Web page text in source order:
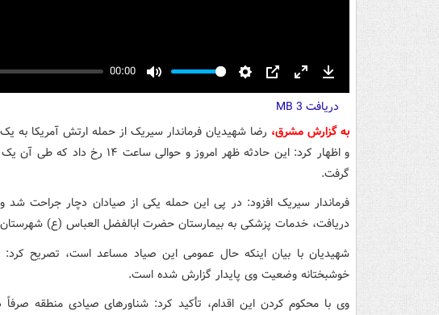
00:00
fullscreen
دریافت 3 MB
به گزارش مشرق، رضا شهیدیان فرماندار سیریک از حمله ارتش آمریکا
و اظهار کرد: این حادثه ظهر
گرفت.
فرماندار سیریک افزود: در پی این حمله یکی از صیادان دچار جراحت شد و
دریافت، خدمات پزشکی به بیمارستان حضرت ابالفضل العباس (ع)
شهیدیان با بیان اینکه حال عمومی این صیاد مساعد است، تصریح کرد:
خوشبختانه وضعیت وی پایدار گزارش شده است.
وی با محکوم کردن این اقدام، تأکید کرد: شناورهای صیادی منطقه